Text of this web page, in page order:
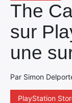
The
sur
une
Par Simon
PlayStation